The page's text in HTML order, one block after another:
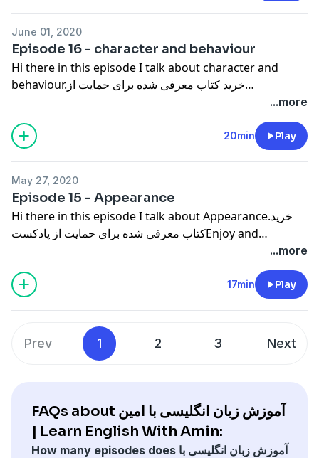
همکاری در ساخت پادکست میتونید با من در ارتباط باشید ارتباط
با امین آدرس کانال تلگرامآدرس صفحه اینستاگرامآدرس کانال
یوتیوبحمایت مالی از پادکست:(Iran)(Iran & Foreign)
June 01, 2020
Episode 16 - character and behaviour
Hi there in this episode I talk about character and
behaviour.خرید کتاب معرفی شده برای حمایت از
رزرو کلاس خصوصیو همکاری در ساخت پادکست میتونید با من
در ارتباط باشید ارتباط مستقیم در تلگرام -------------------
صفحه اینستاگرامآدرس کانال یوتیوبحمایت مالی از پادکست:
(Iran)(Iran & Foreign)
...more
20min Play
May 27, 2020
Episode 15 - Appearance
Hi there in this episode I talk about Appearance.خرید
کتاب معرفی شده برای حمایت از پادکستEnjoy and
Share.Music: Five Finger Death Punch - Wrong Side Of
خصوصیو همکاری در ساخت پادکست میتونید با من در ارتباط
باشید ارتباط مستقیم در تلگرام -------------------پادکست آموزش
اینستاگرامآدرس کانال یوتیوبحمایت مالی از پادکست:(Iran)
(Iran & Foreign)
...more
17min Play
Prev 1 2 3 Next
FAQs about آموزش زبان انگلیسی با امین
| Learn English With Amin:
How many episodes does آموزش زبان انگلیسی با